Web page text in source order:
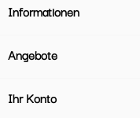
Informationen
Angebote
Ihr Konto